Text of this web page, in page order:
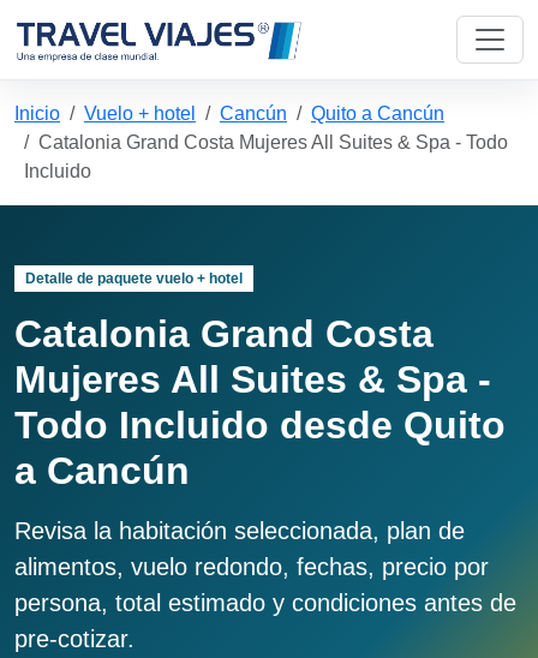
Inicio Vuelo + hotel Cancún
Quito a Cancún
Catalonia Grand Costa Mujeres All Suites & Spa - Todo
Incluido
Detalle de paquete vuelo + hotel
Catalonia Grand Costa
Mujeres All Suites & Spa -
Todo Incluido desde Quito
a Cancún
Revisa la habitación seleccionada, plan de
alimentos, vuelo redondo, fechas, precio por
persona, total estimado y condiciones antes de
pre-cotizar.